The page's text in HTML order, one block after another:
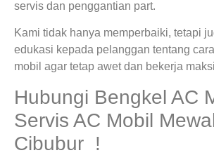
servis dan penggantian part.
Kami tidak hanya memperbaiki, tetapi
edukasi kepada pelanggan tentang
mobil agar tetap awet dan bekerja
Hubungi Bengkel AC
Servis AC Mobil
Cibubur !